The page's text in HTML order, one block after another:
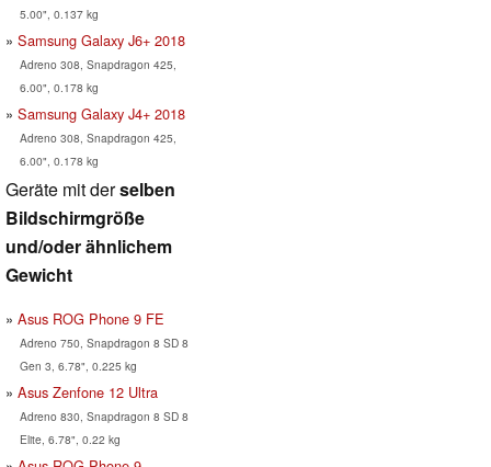
5.00", 0.137 kg
Samsung Galaxy J6+ 2018
Adreno 308, Snapdragon 425,
6.00", 0.178 kg
Samsung Galaxy J4+ 2018
Adreno 308, Snapdragon 425,
6.00", 0.178 kg
Geräte mit derselben
Bildschirmgröße
und/oder ähnlichem
Gewicht
Asus ROG Phone 9 FE
Adreno 750, Snapdragon 8 SD 8
Gen 3, 6.78", 0.225 kg
Asus Zenfone 12 Ultra
Adreno 830, Snapdragon 8 SD 8
Elite, 6.78", 0.22 kg